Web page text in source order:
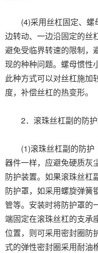
(4)采用丝杠固定、螺
边转动、一边沿固定的丝
避免受临界转速的限制，
现的种种问题。螺母惯性
此种方式可以对丝杠施加
度，补偿丝杠的热变形。
2．滚珠丝杠副的防护
(1)滚珠丝杠副的防护
器件一样，应避免硬质灰
防护装置。如果滚珠丝杠
防护罩，如采用螺旋弹簧
管等。安装时将防护罩的
端固定在滚珠丝杠的支承
位置，则可采用密封圈防
式的弹性密封圈采用耐油